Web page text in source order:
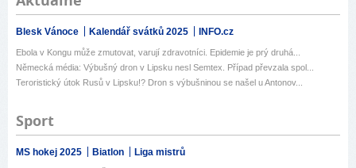
Blesk Vánoce Kalendář svátků 2025 INFO.cz
Ebola v Kongu může zmutovat, varují zdravotníci. Epidemie je prý druhá...
Německá média: Výbušný dron v Lipsku nesl Semtex. Případ převzala spol...
Teroristický útok Rusů v Lipsku!? Dron s výbušninou se našel u Antonov...
Sport
MS hokej 2025 Biatlon Liga mistrů